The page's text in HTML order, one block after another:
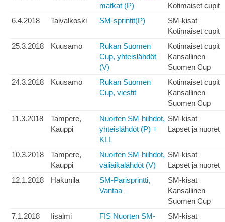
matkat (P)
Kotimaiset cupit
6.4.2018
Taivalkoski SM-sprintit(P)
SM-kisat
Kotimaiset cupit
25.3.2018
Kuusamo
Rukan Suomen
Cup, yhteislähdöt
(V)
Kotimaiset cupit
Kansallinen
Suomen Cup
24.3.2018
Kuusamo
Rukan Suomen
Cup, viestit
Kotimaiset cupit
Kansallinen
Suomen Cup
11.3.2018
Tampere,
Kauppi
Nuorten SM-hiihdot,
yhteislähdöt (P) +
KLL
SM-kisat
Lapset ja nuoret
10.3.2018
Tampere,
Kauppi
Nuorten SM-hiihdot,
väliaikalähdöt (V)
SM-kisat
Lapset ja nuoret
12.1.2018
Hakunila
SM-Parisprintti,
Vantaa
SM-kisat
Kansallinen
Suomen Cup
7.1.2018
Iisalmi
FIS Nuorten SM-
SM-kisat